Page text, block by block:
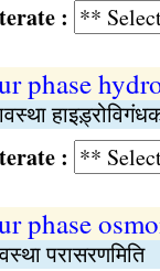
:
phase
:
phase
परासरणमिति